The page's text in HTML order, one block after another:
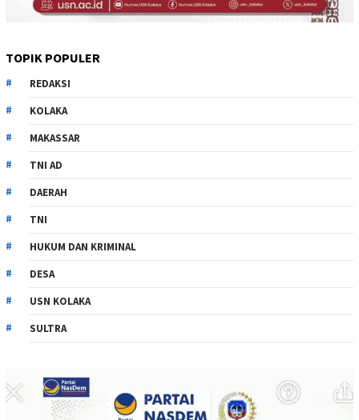
TOPIK POPULER
REDAKSI
KOLAKA
MAKASSAR
TNI AD
DAERAH
TNI
HUKUM DAN KRIMINAL
DESA
USN KOLAKA
SULTRA